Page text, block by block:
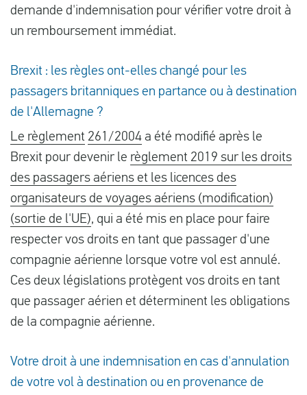
demande d'indemnisation pour vérifier votre droit à
un remboursement immédiat.
Brexit : les règles ont-elles changé pour les
passagers britanniques en partance ou à destination
de l'Allemagne ?
Le règlement 261/2004 a été modifié après le
Brexit pour devenir le règlement 2019 sur les droits
des passagers aériens et les licences des
organisateurs de voyages aériens (modification)
(sortie de l'UE), qui a été mis en place pour faire
respecter vos droits en tant que passager d'une
compagnie aérienne lorsque votre vol est annulé.
Ces deux législations protègent vos droits en tant
que passager aérien et déterminent les obligations
de la compagnie aérienne.
Votre droit à une indemnisation en cas d'annulation
de votre vol à destination ou en provenance de